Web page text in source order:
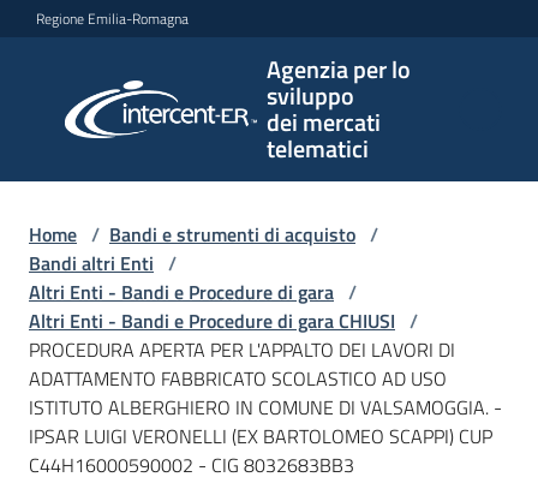
Vai al contenuto
Vai alla navigazione
Vai al footer
Regione Emilia-Romagna
Agenzia per lo
sviluppo
dei mercati
telematici
per lo
sviluppo
telematici
L'Agenzia
Bandi
e
Home / Bandi e strumenti di acquisto /
Bandi altri Enti /
Altri Enti - Bandi e Procedure di gara /
Altri Enti - Bandi e Procedure di gara CHIUSI /
PROCEDURA APERTA PER L'APPALTO DEI LAVORI DI
ADATTAMENTO FABBRICATO SCOLASTICO AD USO
ISTITUTO ALBERGHIERO IN COMUNE DI VALSAMOGGIA. -
IPSAR LUIGI VERONELLI (EX BARTOLOMEO SCAPPI) CUP
C44H16000590002 - CIG 8032683BB3